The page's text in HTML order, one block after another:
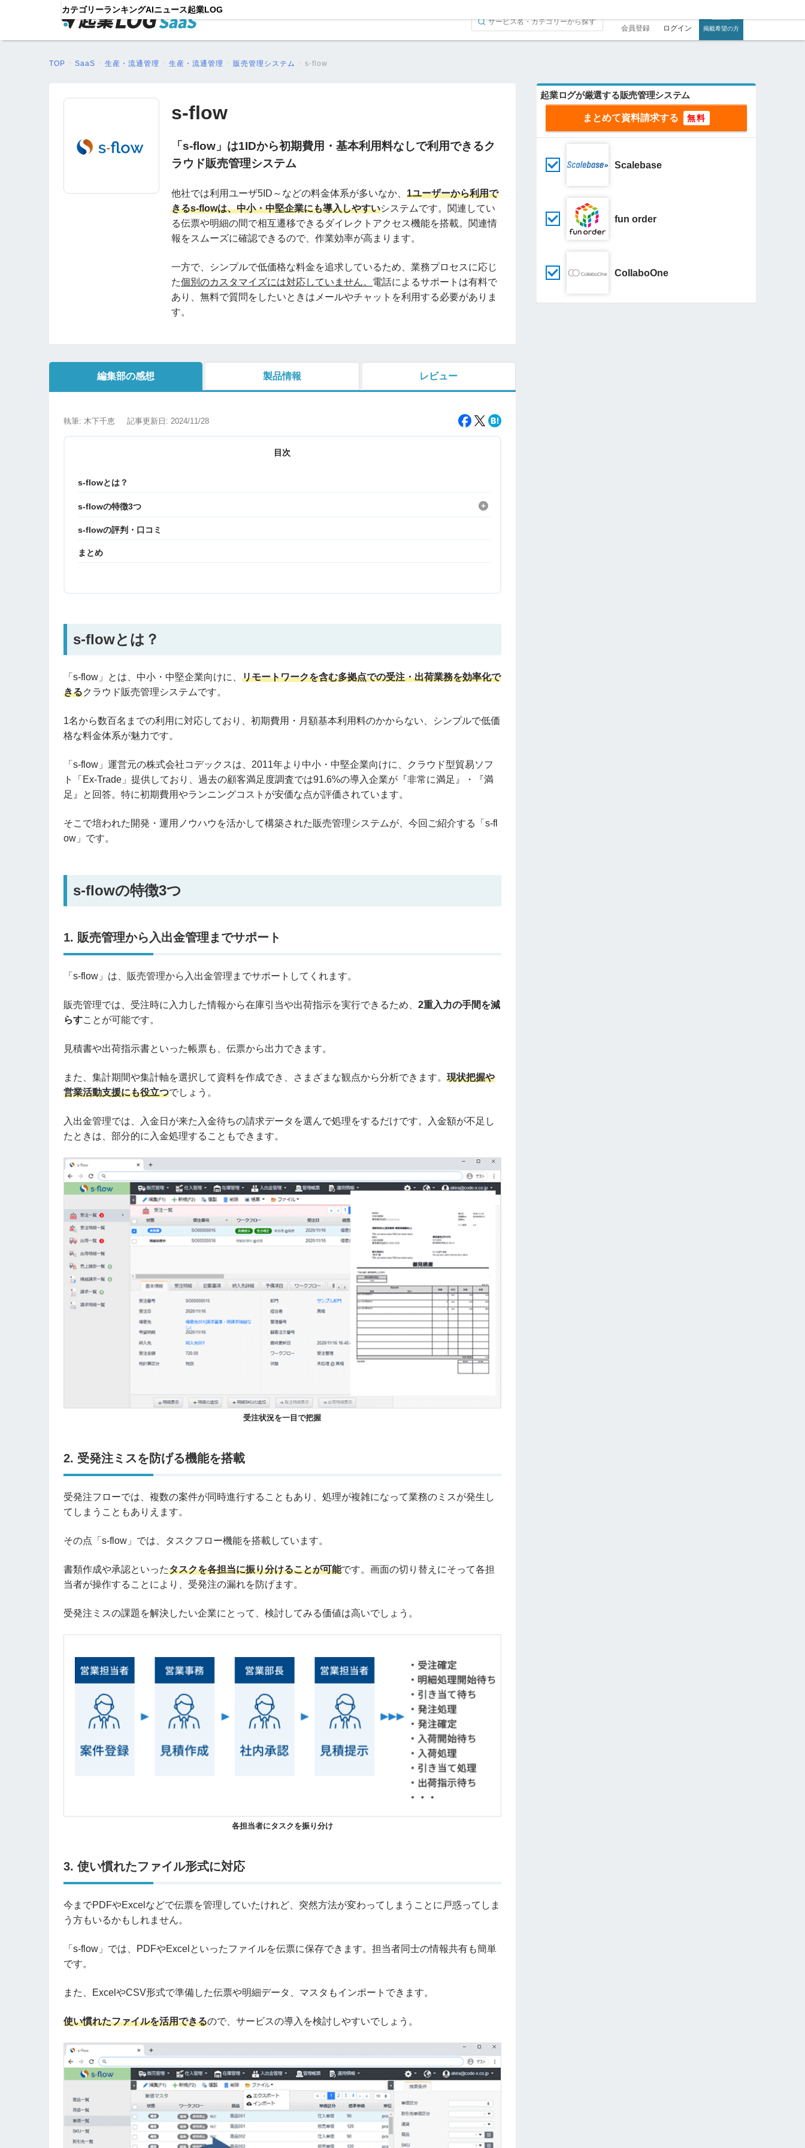
カテゴリーランキングAIニュース起業LOG
会員登録 ログイン 掲載希望の方
TOP SaaS 生産・流通管理 生産・流通管理 販売管理システム s-flow
s-flow
「s-flow」は1IDから初期費用・基本利用料なしで利用できるク
ラウド販売管理システム
他社では利用ユーザ5ID～などの料金体系が多いなか、 1ユーザーから利用で
きるs-flowは、中小・中堅企業にも導入しやすいシステムです。関連してい
る伝票や明細の間で相互遷移できるダイレクトアクセス機能を搭載。関連情
報をスムーズに確認できるので、作業効率が高まります。
一方で、シンプルで低価格な料金を追求しているため、業務プロセスに応じ
た個別のカスタマイズには対応していません。 電話によるサポートは有料で
あり、無料で質問をしたいときはメールやチャットを利用する必要がありま
す。
編集部の感想 製品情報 レビュー
執筆: 木下千恵 記事更新日: 2024/11/28
目次
s-flowとは？
s-flowの特徴3つ
s-flowの評判・口コミ
まとめ
s-flowとは？
「s-flow」とは、中小・中堅企業向けに、 リモートワークを含む多拠点での受注・出荷業務を効率化で
きるクラウド販売管理システムです。
1名から数百名までの利用に対応しており、初期費用・月額基本利用料のかからない、シンプルで低価
格な料金体系が魅力です。
「s-flow」運営元の株式会社コデックスは、2011年より中小・中堅企業向けに、クラウド型貿易ソフ
ト「Ex-Trade」提供しており、過去の顧客満足度調査では91.6%の導入企業が『非常に満足』・『満
足』と回答。特に初期費用やランニングコストが安価な点が評価されています。
そこで培われた開発・運用ノウハウを活かして構築された販売管理システムが、今回ご紹介する「s-fl
ow」です。
s-flowの特徴3つ
1. 販売管理から入出金管理までサポート
「s-flow」は、販売管理から入出金管理までサポートしてくれます。
販売管理では、受注時に入力した情報から在庫引当や出荷指示を実行できるため、 2重入力の手間を減
らすことが可能です。
見積書や出荷指示書といった帳票も、伝票から出力できます。
また、集計期間や集計軸を選択して資料を作成でき、さまざまな観点から分析できます。 現状把握や
営業活動支援にも役立つでしょう。
入出金管理では、入金日が来た入金待ちの請求データを選んで処理をするだけです。入金額が不足し
たときは、部分的に入金処理することもできます。
受注状況を一目で把握
2. 受発注ミスを防げる機能を搭載
受発注フローでは、複数の案件が同時進行することもあり、処理が複雑になって業務のミスが発生し
てしまうこともありえます。
その点「s-flow」では、タスクフロー機能を搭載しています。
書類作成や承認といったタスクを各担当に振り分けることが可能です。画面の切り替えにそって各担
当者が操作することにより、受発注の漏れを防げます。
受発注ミスの課題を解決したい企業にとって、検討してみる価値は高いでしょう。
各担当者にタスクを振り分け
3. 使い慣れたファイル形式に対応
今までPDFやExcelなどで伝票を管理していたけれど、突然方法が変わってしまうことに戸惑ってしま
う方もいるかもしれません。
「s-flow」では、PDFやExcelといったファイルを伝票に保存できます。担当者同士の情報共有も簡単
です。
また、ExcelやCSV形式で準備した伝票や明細データ、マスタもインポートできます。
使い慣れたファイルを活用できるので、サービスの導入を検討しやすいでしょう。
起業ログが厳選する販売管理システム
まとめて資料請求する
Scalebase
fun order
CollaboOne